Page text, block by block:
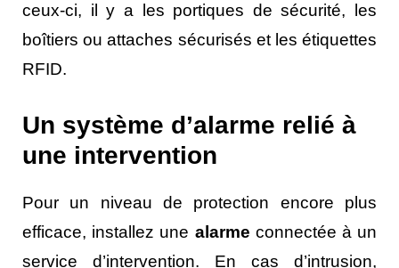
ceux-ci, il y a les portiques de sécurité, les
boîtiers ou attaches sécurisés et les étiquettes
RFID.
Un système d’alarme relié à
une intervention
Pour un niveau de protection encore plus
efficace, installez une alarme connectée à un
service d’intervention. En cas d’intrusion,